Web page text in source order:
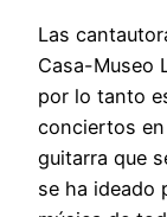
Las
Casa-Museo
por lo tanto
conciertos
guitarra que
se ha ideado